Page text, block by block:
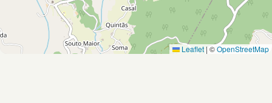
Leaflet | ©OpenStreetMap